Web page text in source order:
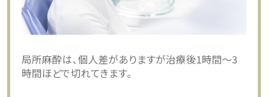
局所麻酔は、個人差がありますが治療後1時間〜3
時間ほどで切れてきます。